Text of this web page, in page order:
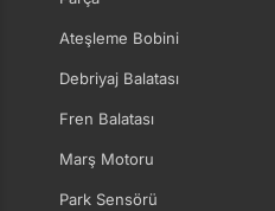
Ateşleme Bobini
Debriyaj Balatası
Fren Balatası
Marş Motoru
Park Sensörü